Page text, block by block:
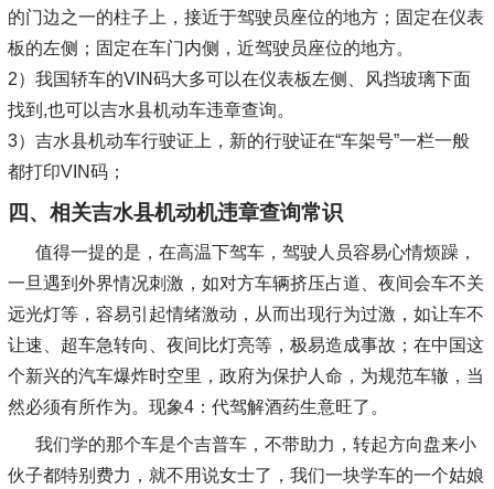
的门边之一的柱子上，接近于驾驶员座位的地方；固定在仪表
板的左侧；固定在车门内侧，近驾驶员座位的地方。
2）我国轿车的VIN码大多可以在仪表板左侧、风挡玻璃下面
找到,也可以吉水县机动车违章查询。
3）吉水县机动车行驶证上，新的行驶证在“车架号”一栏一般
都打印VIN码；
四、相关吉水县机动机违章查询常识
值得一提的是，在高温下驾车，驾驶人员容易心情烦躁，
一旦遇到外界情况刺激，如对方车辆挤压占道、夜间会车不关
远光灯等，容易引起情绪激动，从而出现行为过激，如让车不
让速、超车急转向、夜间比灯亮等，极易造成事故；在中国这
个新兴的汽车爆炸时空里，政府为保护人命，为规范车辙，当
然必须有所作为。现象4：代驾解酒药生意旺了。
我们学的那个车是个吉普车，不带助力，转起方向盘来小
伙子都特别费力，就不用说女士了，我们一块学车的一个姑娘